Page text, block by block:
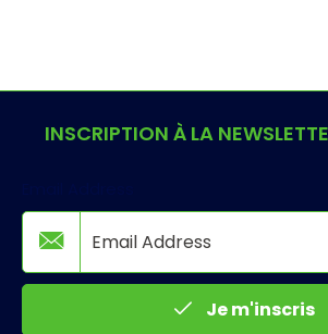
INSCRIPTION À LA
Je m'inscris